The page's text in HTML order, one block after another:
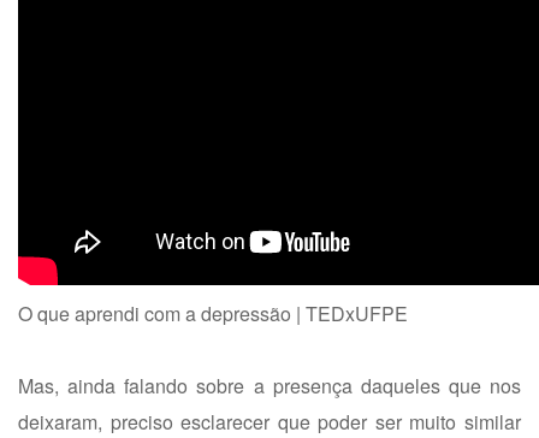
O que aprendi com a depressão | TEDxUFPE
Mas, ainda falando sobre a presença daqueles que nos
deixaram, preciso esclarecer que poder ser muito similar